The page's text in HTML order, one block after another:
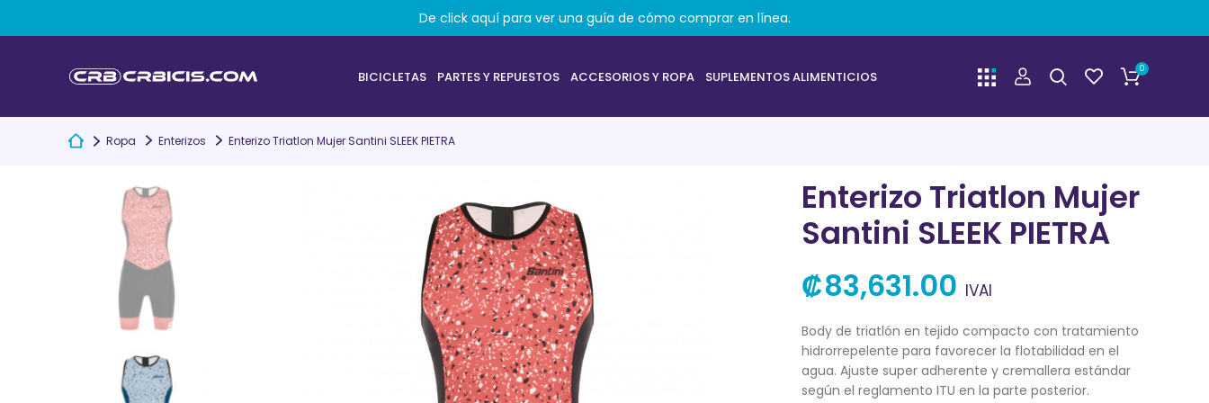
BICICLETAS PARTES Y REPUESTOS ACCESORIOS Y ROPA SUPLEMENTOS ALIMENTICIOS 0
Ropa Enterizos Enterizo Triatlon Mujer Santini SLEEK PIETRA
Enterizo Triatlon Mujer
Santini SLEEK PIETRA
₡83,631.00 IVAI
Body de triatlón en tejido compacto con tratamiento
hidrorrepelente para favorecer la flotabilidad en el
agua. Ajuste super adherente y cremallera estándar
según el reglamento ITU en la parte posterior.
De click aquí para ver una guía de cómo comprar en línea.